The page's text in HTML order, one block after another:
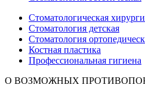
Стоматологическая
Стоматология детская
Стоматология
Костная пластика
Профессиональная гигиена
О ВОЗМОЖНЫХ